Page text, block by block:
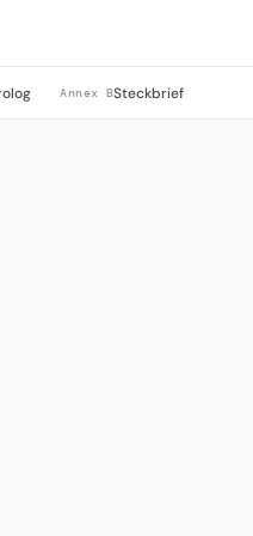
Annex BSteckbrief